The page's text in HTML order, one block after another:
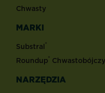
Chwasty
MARKI
Substral®
Roundup® Chwastobójczy
NARZĘDZIA